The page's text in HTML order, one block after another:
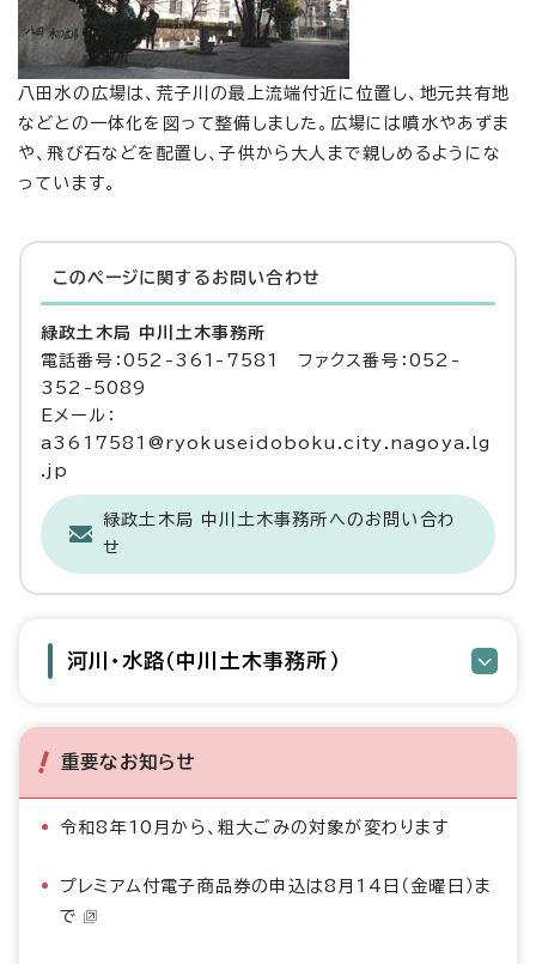
八田水の広場は、荒子川の最上流端付近に位置し、地元共有地
などとの一体化を図って整備しました。広場には噴水やあずま
や、飛び石などを配置し、子供から大人まで親しめるようにな
っています。
このページに関する お問い合わせ
緑政土木局 中川土木事務所
電話番号：052-361-7581 ファクス番号：052-
352-5089
Eメール：
a3617581@ryokuseidoboku.city.nagoya.lg
.jp
緑政土木局 中川土木事務所へのお問い合わ
せ
河川・水路（中川土木事務所）
重要なお知らせ
令和8年10月から、粗大ごみの対象が変わります
プレミアム付電子商品券の申込は8月14日（金曜日）ま
で